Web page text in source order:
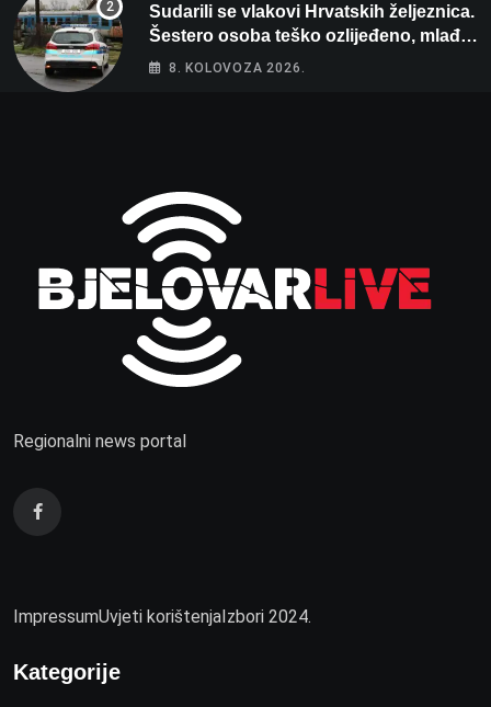
Sudarili se vlakovi Hrvatskih željeznica.
Šestero osoba teško ozlijeđeno, mlađa
žena na intenzivnoj
8. KOLOVOZA 2026.
Regionalni news portal
ImpressumUvjeti korištenjaIzbori 2024.
Kategorije